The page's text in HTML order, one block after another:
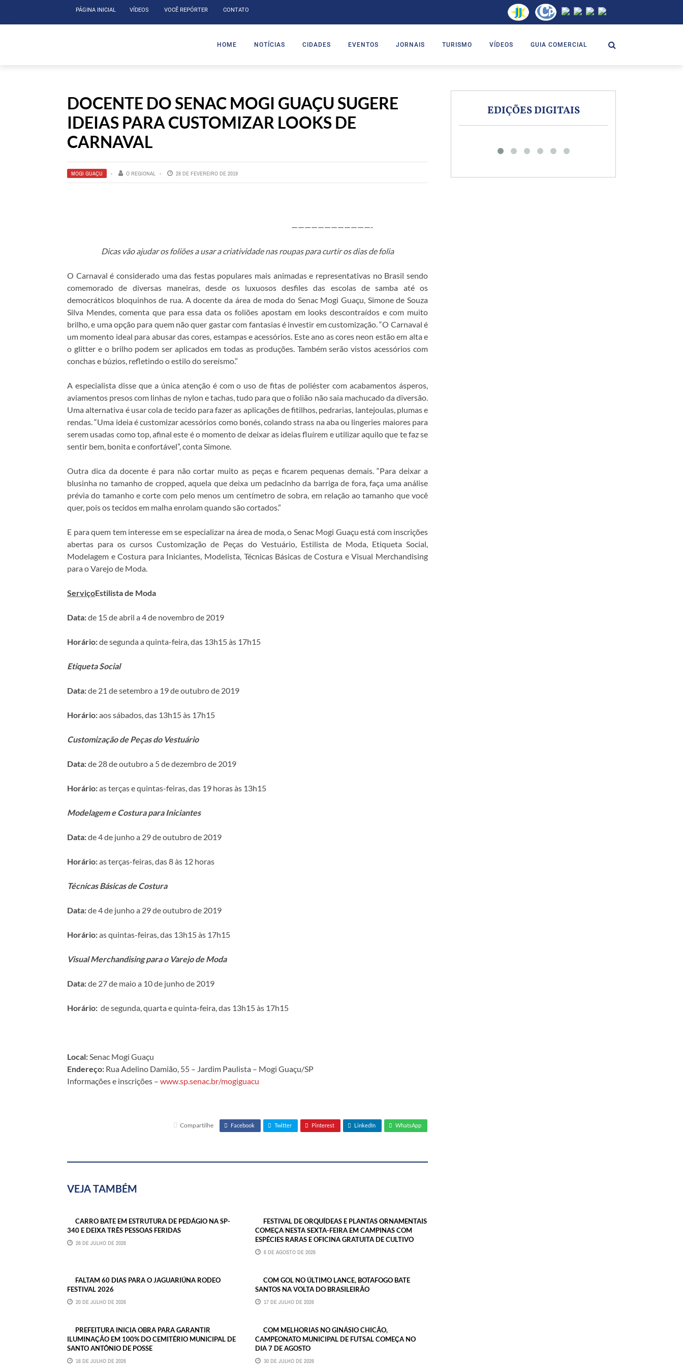
PÁGINA INICIAL VÍDEOS VOCÊ REPÓRTER CONTATO
HOME NOTÍCIAS CIDADES EVENTOS JORNAIS TURISMO VÍDEOS GUIA COMERCIAL
DOCENTE DO SENAC MOGI GUAÇU SUGERE
IDEIAS PARA CUSTOMIZAR LOOKS DE
CARNAVAL
MOGI GUAÇU O REGIONAL 28 DE FEVEREIRO DE 2019
————————————-
Dicas vão ajudar os foliões a usar a criatividade nas roupas para curtir os dias de folia
O Carnaval é considerado uma das festas populares mais animadas e representativas no Brasil sendo
comemorado de diversas maneiras, desde os luxuosos desfiles das escolas de samba até os
democráticos bloquinhos de rua. A docente da área de moda do Senac Mogi Guaçu, Simone de Souza
Silva Mendes, comenta que para essa data os foliões apostam em looks descontraídos e com muito
brilho, e uma opção para quem não quer gastar com fantasias é investir em customização. “O Carnaval é
um momento ideal para abusar das cores, estampas e acessórios. Este ano as cores neon estão em alta e
o glitter e o brilho podem ser aplicados em todas as produções. Também serão vistos acessórios com
conchas e búzios, refletindo o estilo do sereísmo.”
A especialista disse que a única atenção é com o uso de fitas de poliéster com acabamentos ásperos,
aviamentos presos com linhas de nylon e tachas, tudo para que o folião não saia machucado da diversão.
Uma alternativa é usar cola de tecido para fazer as aplicações de fitilhos, pedrarias, lantejoulas, plumas e
rendas. “Uma ideia é customizar acessórios como bonés, colando strass na aba ou lingeries maiores para
serem usadas como top, afinal este é o momento de deixar as ideias fluírem e utilizar aquilo que te faz se
sentir bem, bonita e confortável”, conta Simone.
Outra dica da docente é para não cortar muito as peças e ficarem pequenas demais. “Para deixar a
blusinha no tamanho de cropped, aquela que deixa um pedacinho da barriga de fora, faça uma análise
prévia do tamanho e corte com pelo menos um centímetro de sobra, em relação ao tamanho que você
quer, pois os tecidos em malha enrolam quando são cortados.”
E para quem tem interesse em se especializar na área de moda, o Senac Mogi Guaçu está com inscrições
abertas para os cursos Customização de Peças do Vestuário, Estilista de Moda, Etiqueta Social,
Modelagem e Costura para Iniciantes, Modelista, Técnicas Básicas de Costura e Visual Merchandising
para o Varejo de Moda.
ServiçoEstilista de Moda
Data:de 15 de abril a 4 de novembro de 2019
Horário:de segunda a quinta-feira, das 13h15 às 17h15
Etiqueta Social
Data:de 21 de setembro a 19 de outubro de 2019
Horário:aos sábados, das 13h15 às 17h15
Customização de Peças do Vestuário
Data:de 28 de outubro a 5 de dezembro de 2019
Horário:as terças e quintas-feiras, das 19 horas às 13h15
Modelagem e Costura para Iniciantes
Data:de 4 de junho a 29 de outubro de 2019
Horário:as terças-feiras, das 8 às 12 horas
Técnicas Básicas de Costura
Data:de 4 de junho a 29 de outubro de 2019
Horário:as quintas-feiras, das 13h15 às 17h15
Visual Merchandising para o Varejo de Moda
Data:de 27 de maio a 10 de junho de 2019
Horário: de segunda, quarta e quinta-feira, das 13h15 às 17h15
Local:Senac Mogi Guaçu
Endereço: Rua Adelino Damião, 55 – Jardim Paulista – Mogi Guaçu/SP
Informações e inscrições – www.sp.senac.br/mogiguacu
Compartilhe Facebook Twitter Pinterest LinkedIn WhatsApp
VEJA TAMBÉM
CARRO BATE EM ESTRUTURA DE PEDÁGIO NA SP-
340 E DEIXA TRÊS PESSOAS FERIDAS
26 DE JULHO DE 2026
FESTIVAL DE ORQUÍDEAS E PLANTAS ORNAMENTAIS
COMEÇA NESTA SEXTA-FEIRA EM CAMPINAS COM
ESPÉCIES RARAS E OFICINA GRATUITA DE CULTIVO
6 DE AGOSTO DE 2026
FALTAM 60 DIAS PARA O JAGUARIÚNA RODEO
FESTIVAL 2026
20 DE JULHO DE 2026
COM GOL NO ÚLTIMO LANCE, BOTAFOGO BATE
SANTOS NA VOLTA DO BRASILEIRÃO
17 DE JULHO DE 2026
PREFEITURA INICIA OBRA PARA GARANTIR
ILUMINAÇÃO EM 100% DO CEMITÉRIO MUNICIPAL DE
SANTO ANTÔNIO DE POSSE
16 DE JULHO DE 2026
COM MELHORIAS NO GINÁSIO CHICÃO,
CAMPEONATO MUNICIPAL DE FUTSAL COMEÇA NO
DIA 7 DE AGOSTO
30 DE JULHO DE 2026
EDIÇÕES DIGITAIS